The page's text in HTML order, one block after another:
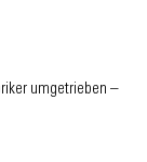
umgetrieben –